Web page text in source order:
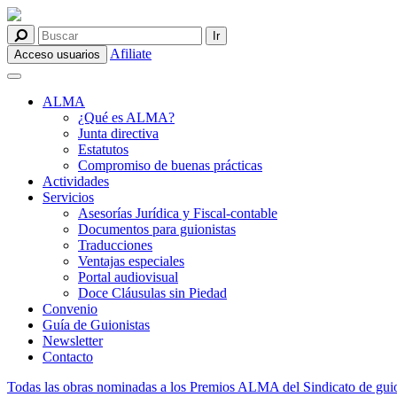
Acceso usuarios Afiliate
ALMA
¿Qué es ALMA?
Junta directiva
Estatutos
Compromiso de buenas prácticas
Actividades
Servicios
Asesorías Jurídica y Fiscal-contable
Documentos para guionistas
Traducciones
Ventajas especiales
Portal audiovisual
Doce Cláusulas sin Piedad
Convenio
Guía de Guionistas
Newsletter
Contacto
Todas las obras nominadas a los Premios ALMA del Sindicato de